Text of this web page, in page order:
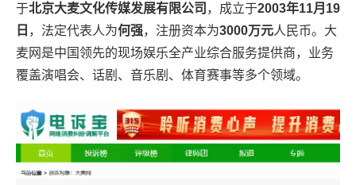
于北京大麦文化传媒发展有限公司 ，成立于2003年11月19
日 ，法定代表人为何强，注册资本为3000万元人民币。大
麦网是中国领先的现场娱乐全产业综合服务提供商，业务
覆盖演唱会、话剧、音乐剧、体育赛事等多个领域。